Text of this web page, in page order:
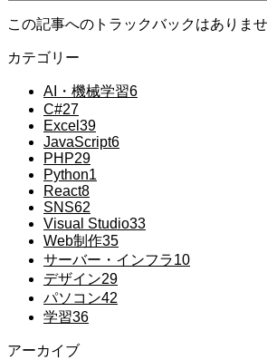
この記事へのトラックバックはありませ
カテゴリー
AI・機械学習6
C#27
Excel 39
JavaScript6
PHP29
Python1
React8
SNS62
Visual Studio33
Web制作35
サーバー・インフラ10
デザイン29
パソコン42
学習36
アーカイブ